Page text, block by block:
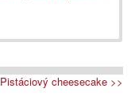
Pistáciový cheesecake >>